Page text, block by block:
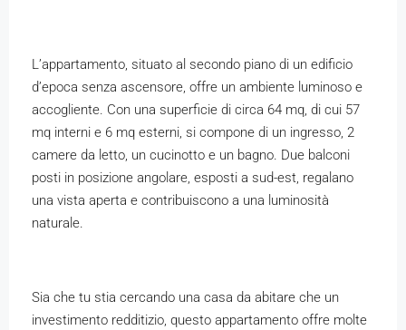
L’appartamento, situato al secondo piano di un edificio
d’epoca senza ascensore, offre un ambiente luminoso e
accogliente. Con una superficie di circa 64 mq, di cui 57
mq interni e 6 mq esterni, si compone di un ingresso, 2
camere da letto, un cucinotto e un bagno. Due balconi
posti in posizione angolare, esposti a sud-est, regalano
una vista aperta e contribuiscono a una luminosità
naturale.
Sia che tu stia cercando una casa da abitare che un
investimento redditizio, questo appartamento offre molte